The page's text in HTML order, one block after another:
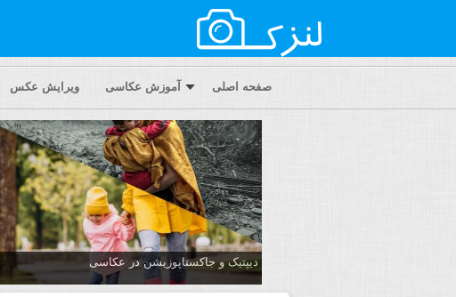
صفحه اصلی آموزش عکاسی ویرایش عکس
دیپتیک و جاکستا‌پوزیشن در عکاسی